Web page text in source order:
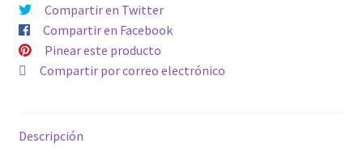
Compartir en Twitter
Compartir en Facebook
Pinear este producto
Compartir por correo electrónico
Descripción